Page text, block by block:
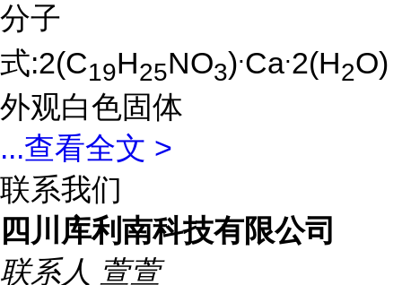
分子
式:2(C19H25NO3).Ca.2(H2O)
外观白色固体
...查看全文 >
联系我们
四川库利南科技有限公司
联系人 萱萱